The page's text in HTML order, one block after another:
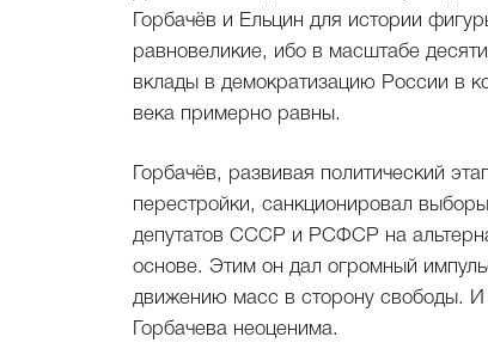
Горбачёв и Ельцин для истории
равновеликие, ибо в масштабе
вклады в демократизацию России в
века примерно равны.
Горбачёв, развивая политический
перестройки, санкционировал
депутатов СССР и РСФСР на
основе. Этим он дал огромный
движению масс в сторону свободы. И
Горбачева неоценима.